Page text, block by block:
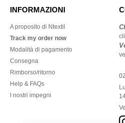
INFORMAZIONI
A proposito di Ntextil
Track my order now
Modalità di pagamento
Consegna
Rimborso/ritorno
Help & FAQs
I nostri impegni